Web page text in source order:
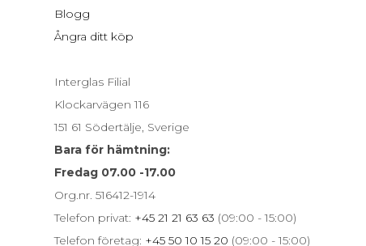
Blogg
Ångra ditt köp
Interglas Filial
Klockarvägen 116
151 61 Södertälje, Sverige
Bara för hämtning:
Fredag 07.00 -17.00
Org.nr. 516412-1914
Telefon privat: +45 21 21 63 63 (09:00 - 15:00)
Telefon företag: +45 50 10 15 20 (09:00 - 15:00)